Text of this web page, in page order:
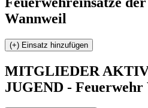
Wannweil
MITGLIEDER
JUGEND - Feuerwehr